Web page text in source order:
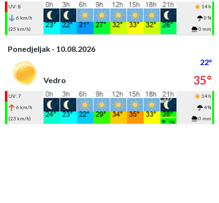
UV: 8
14 h
6 km/h
0 %
(25 km/h)
0 mm
Ponedjeljak - 10.08.2026
22°
Vedro
35°
UV: 7
14 h
6 km/h
4 %
(23 km/h)
0 mm